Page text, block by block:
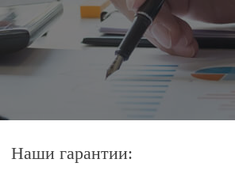
Наши гарантии: